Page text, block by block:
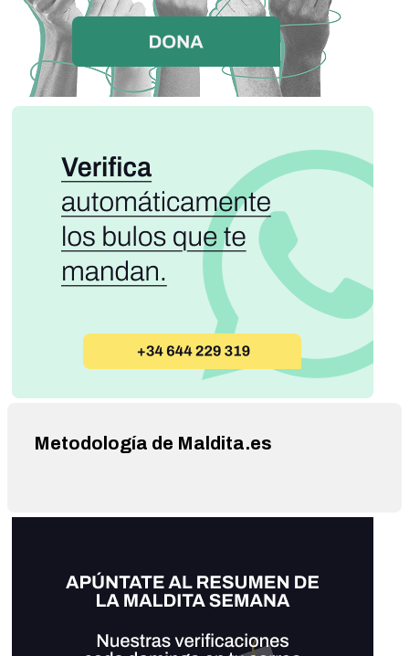
Metodología de Maldita.es